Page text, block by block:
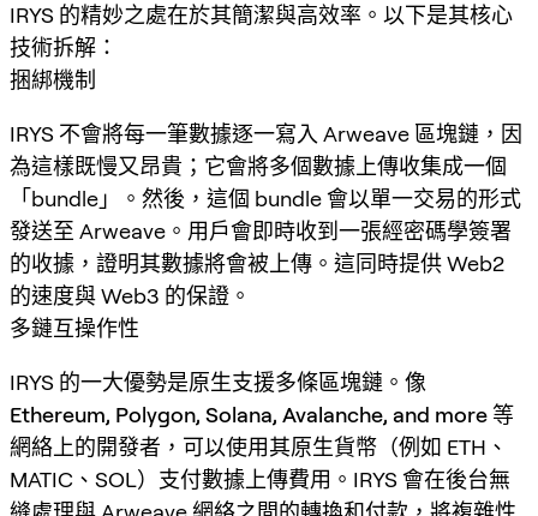
IRYS 的精妙之處在於其簡潔與高效率。以下是其核心
技術拆解：
捆綁機制
IRYS 不會將每一筆數據逐一寫入 Arweave 區塊鏈，因
為這樣既慢又昂貴；它會將多個數據上傳收集成一個
「bundle」。然後，這個 bundle 會以單一交易的形式
發送至 Arweave。用戶會即時收到一張經密碼學簽署
的收據，證明其數據將會被上傳。這同時提供 Web2
的速度與 Web3 的保證。
多鏈互操作性
IRYS 的一大優勢是原生支援多條區塊鏈。像
Ethereum, Polygon, Solana, Avalanche, and more 等
網絡上的開發者，可以使用其原生貨幣（例如 ETH、
MATIC、SOL）支付數據上傳費用。IRYS 會在後台無